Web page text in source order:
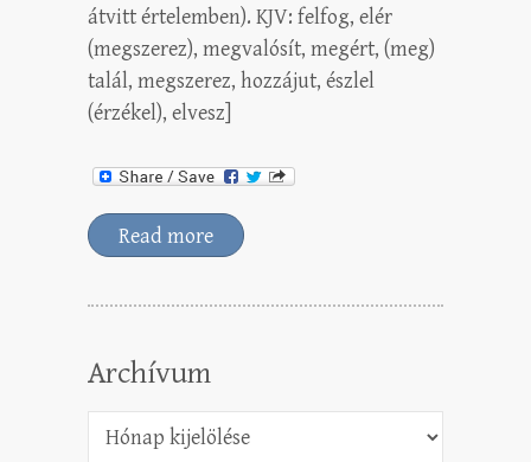
átvitt értelemben). KJV: felfog, elér
(megszerez), megvalósít, megért, (meg)
talál, megszerez, hozzájut, észlel
(érzékel), elvesz]
Read more
Archívum
Archívum